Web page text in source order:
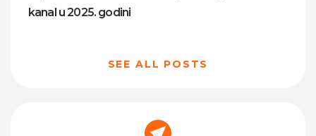
kanal u 2025. godini
SEE ALL POSTS